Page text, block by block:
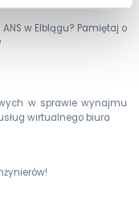
w Elblągu? Pamiętaj o
w sprawie wynajmu
wirtualnego biura